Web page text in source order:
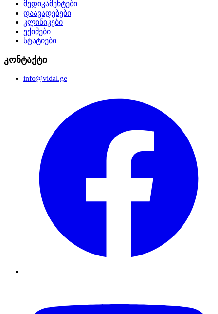
მედიკამენტები
დაავადებები
კლინიკები
ექიმები
სტატიები
კონტაქტი
info@vidal.ge